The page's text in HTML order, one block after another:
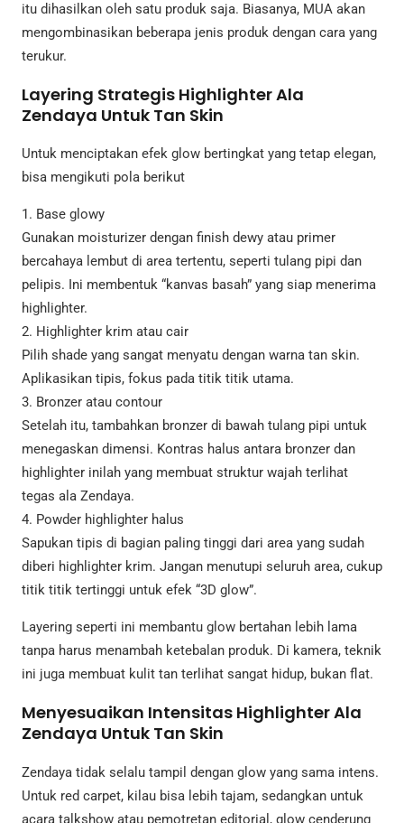
itu dihasilkan oleh satu produk saja. Biasanya, MUA akan
mengombinasikan beberapa jenis produk dengan cara yang
terukur.
Layering Strategis Highlighter Ala
Zendaya Untuk Tan Skin
Untuk menciptakan efek glow bertingkat yang tetap elegan,
bisa mengikuti pola berikut
1. Base glowy
Gunakan moisturizer dengan finish dewy atau primer
bercahaya lembut di area tertentu, seperti tulang pipi dan
pelipis. Ini membentuk “kanvas basah” yang siap menerima
highlighter.
2. Highlighter krim atau cair
Pilih shade yang sangat menyatu dengan warna tan skin.
Aplikasikan tipis, fokus pada titik titik utama.
3. Bronzer atau contour
Setelah itu, tambahkan bronzer di bawah tulang pipi untuk
menegaskan dimensi. Kontras halus antara bronzer dan
highlighter inilah yang membuat struktur wajah terlihat
tegas ala Zendaya.
4. Powder highlighter halus
Sapukan tipis di bagian paling tinggi dari area yang sudah
diberi highlighter krim. Jangan menutupi seluruh area, cukup
titik titik tertinggi untuk efek “3D glow”.
Layering seperti ini membantu glow bertahan lebih lama
tanpa harus menambah ketebalan produk. Di kamera, teknik
ini juga membuat kulit tan terlihat sangat hidup, bukan flat.
Menyesuaikan Intensitas Highlighter Ala
Zendaya Untuk Tan Skin
Zendaya tidak selalu tampil dengan glow yang sama intens.
Untuk red carpet, kilau bisa lebih tajam, sedangkan untuk
acara talkshow atau pemotretan editorial, glow cenderung